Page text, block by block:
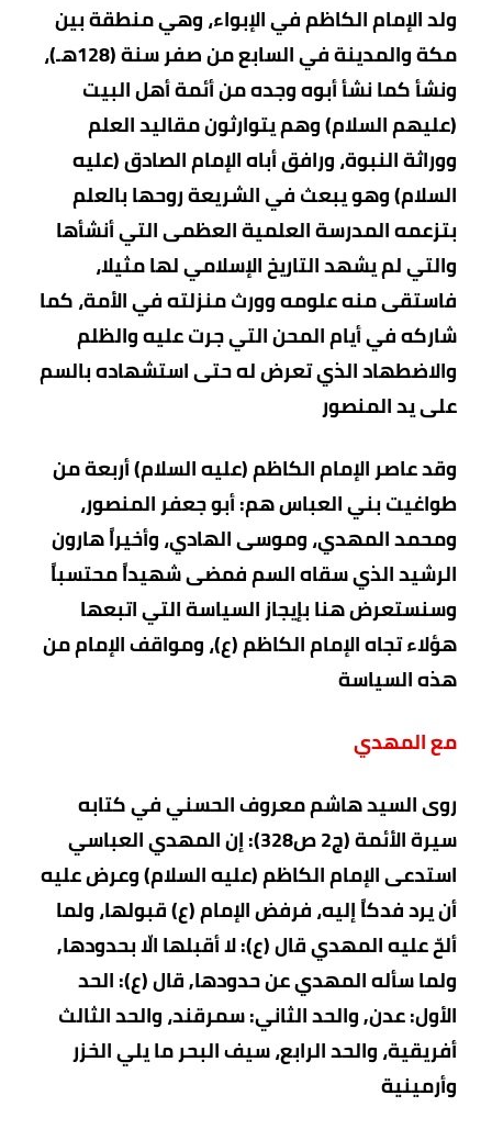
ولد الإمام الكاظم في الإبواء، وهي منطقة بين
مكة والمدينة في السابع من صفر سنة (128هـ)،
ونشأ كما نشأ أبوه وجده من أئمة أهل البيت
(عليهم السلام) وهم يتوارثون مقاليد العلم
ووراثة النبوة، ورافق أباه الإمام الصادق (عليه
السلام) وهو يبعث في الشريعة روحها بالعلم
بتزعمه المدرسة العلمية العظمى التي أنشأها
والتي لم يشهد التاريخ الإسلامي لها مثيلا،
فاستقى منه علومه وورث منزلته في الأمة، كما
شاركه في أيام المحن التي جرت عليه والظلم
والاضطهاد الذي تعرض له حتى استشهاده بالسم
على يد المنصور
وقد عاصر الإمام الكاظم (عليه السلام) أربعة من
طواغيت بني العباس هم: أبو جعفر المنصور،
ومحمد المهدي، وموسى الهادي، وأخيراً هارون
الرشيد الذي سقاه السم فمضى شهيداً محتسباً
وسنستعرض هنا بإيجاز السياسة التي اتبعها
هؤلاء تجاه الإمام الكاظم (ع)، ومواقف الإمام من
هذه السياسة
مع المهدي
روى السيد هاشم معروف الحسني في كتابه
سيرة الأئمة (ج2 ص328): إن المهدي العباسي
استدعى الإمام الكاظم (عليه السلام) وعرض عليه
أن يرد فدكاً إليه، فرفض الإمام (ع) قبولها، ولما
ألحّ عليه المهدي قال (ع): لا أقبلها الّا بحدودها,
ولما سأله المهدي عن حدودها, قال (ع): الحد
الأول: عدن, والحد الثاني: سمرقند، والحد الثالث
أفريقية، والحد الرابع، سيف البحر ما يلي الخزر
وأرمينية